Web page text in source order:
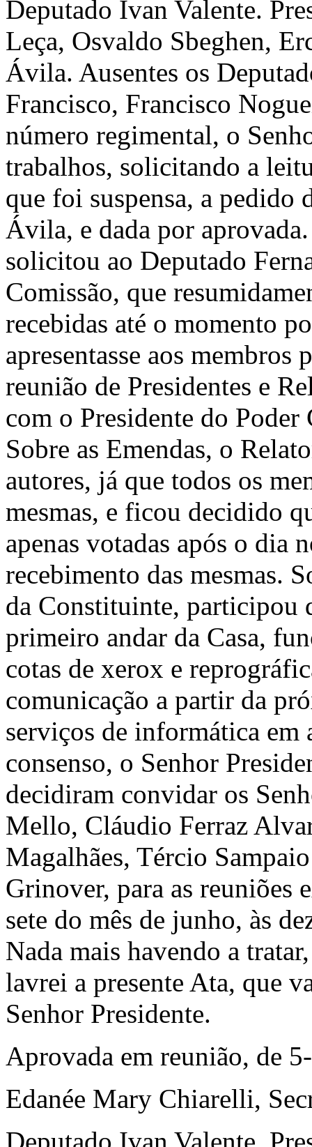
Deputado Ivan Valente.
Leça, Osvaldo Sbeghen,
Ávila. Ausentes os
Francisco, Francisco
número regimental, o
trabalhos, solicitando a
que foi suspensa, a pedido
Ávila, e dada por
solicitou ao Deputado
Comissão, que
recebidas até o momento
apresentasse aos membros
reunião de Presidentes e
com o Presidente do
Sobre as Emendas, o
autores, já que todos os
mesmas, e ficou decidido
apenas votadas após o dia
recebimento das mesmas.
da Constituinte, participou
primeiro andar da Casa,
cotas de xerox e
comunicação a partir da
serviços de informática em
consenso, o Senhor
decidiram convidar os
Mello, Cláudio Ferraz
Magalhães, Tércio
Grinover, para as reuniões
sete do mês de junho, às
Nada mais havendo a
lavrei a presente Ata, que
Senhor Presidente.
Aprovada em reunião, de
Edanée Mary Chiarelli,